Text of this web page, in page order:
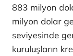
883 milyon
milyon dolar
seviyesinde
kuruluşların